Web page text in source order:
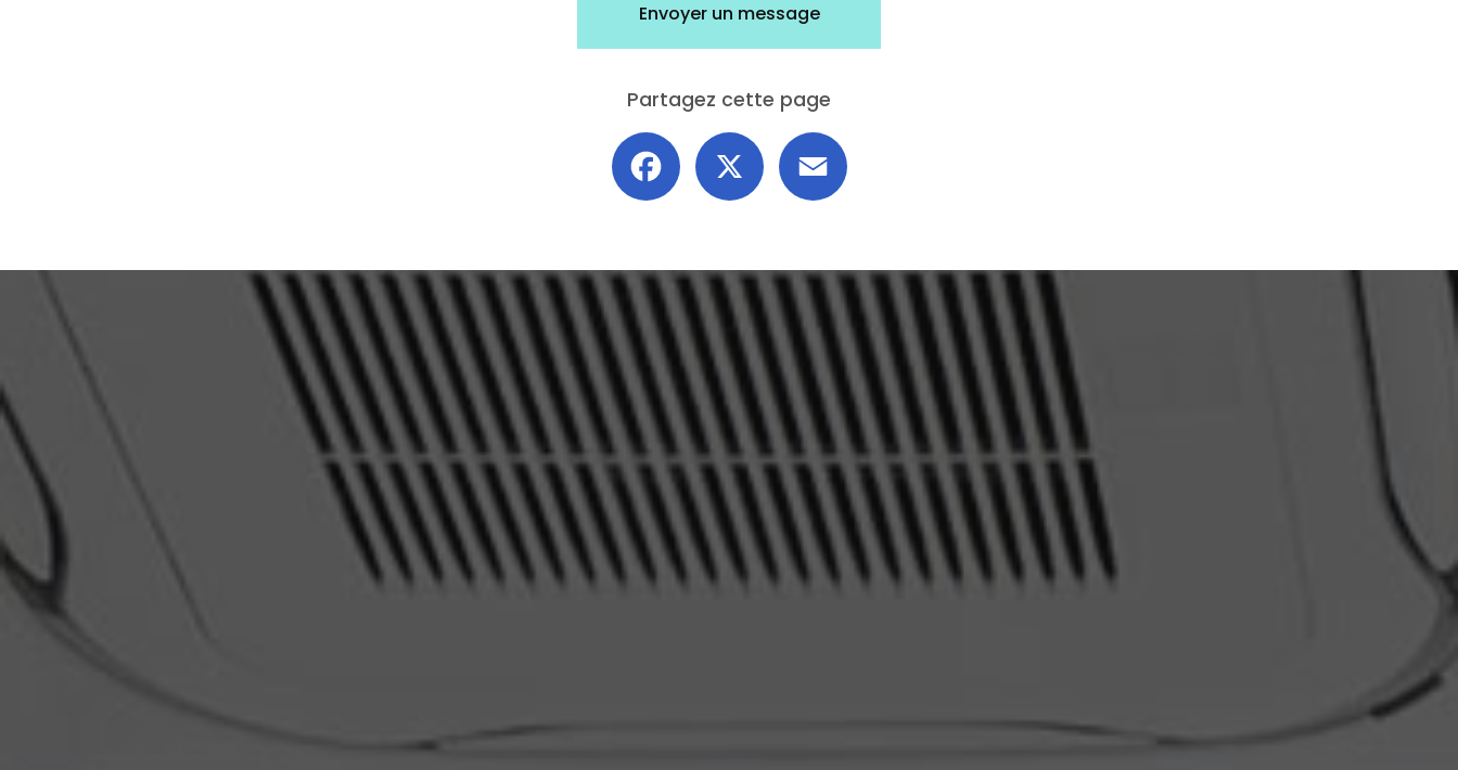
Envoyer un message
Partagez cette page
Facebook